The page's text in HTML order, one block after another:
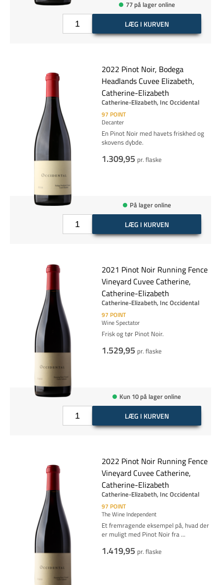
77 på lager online
LÆG I KURVEN
2022 Pinot Noir, Bodega
Headlands Cuvee Elizabeth,
Catherine-Elizabeth
Catherine-Elizabeth, Inc Occidental
97 POINT
Decanter
En Pinot Noir med havets friskhed og
skovens dybde.
1.309,95 pr. flaske
På lager online
LÆG I KURVEN
2021 Pinot Noir Running Fence
Vineyard Cuvee Catherine,
Catherine-Elizabeth
Catherine-Elizabeth, Inc Occidental
97 POINT
Wine Spectator
Frisk og tør Pinot Noir.
1.529,95 pr. flaske
Kun 10 på lager online
LÆG I KURVEN
2022 Pinot Noir Running Fence
Vineyard Cuvee Catherine,
Catherine-Elizabeth
Catherine-Elizabeth, Inc Occidental
97 POINT
The Wine Independent
Et fremragende eksempel på, hvad der
er muligt med Pinot Noir fra ...
1.419,95 pr. flaske